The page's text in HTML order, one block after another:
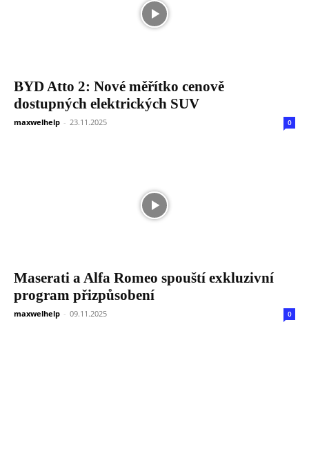
BYD Atto 2: Nové měřítko cenově
dostupných elektrických SUV
maxwelhelp - 23.11.2025 0
Maserati a Alfa Romeo spouští exkluzivní
program přizpůsobení
maxwelhelp - 09.11.2025 0